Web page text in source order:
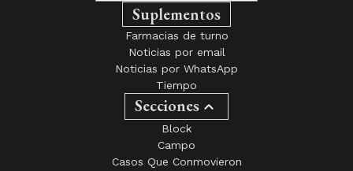
Suplementos
Farmacias de turno
Noticias por email
Noticias por WhatsApp
Tiempo
Secciones
Block
Campo
Casos Que Conmovieron